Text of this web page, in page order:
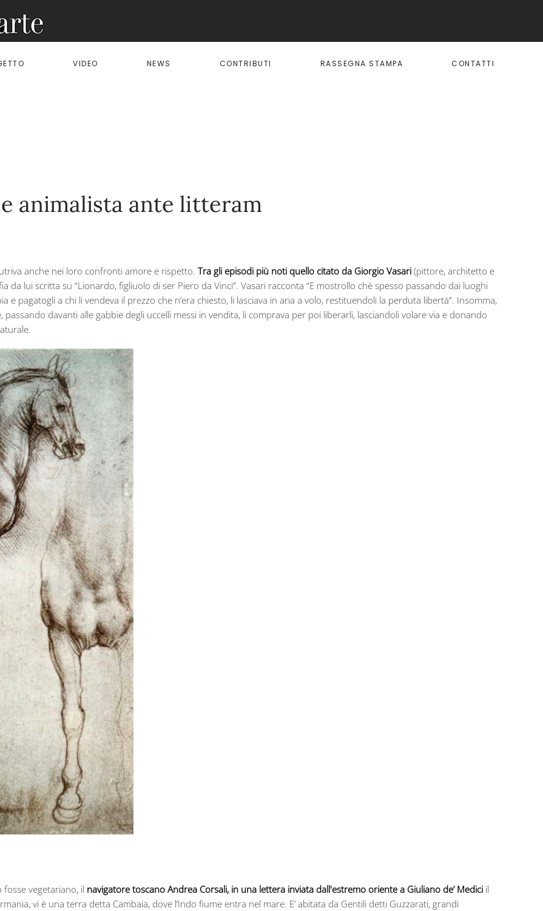
VIDEO NEWS CONTRIBUTI RASSEGNA STAMPA CONTATTI
animalista ante litteram
anche nei loro confronti amore e rispetto. Tra gli episodi più noti quello citato da Giorgio Vasari (pittore, architetto e
lui scritta su “Lionardo, figliuolo di ser Piero da Vinci”. Vasari racconta “E mostrollo chè spesso passando dai luoghi
e pagatogli a chi li vendeva il prezzo che n’era chiesto, li lasciava in aria a volo, restituendoli la perduta libertà”. Insomma,
davanti alle gabbie degli uccelli messi in vendita, li comprava per poi liberarli, lasciandoli volare via e donando
vegetariano, il navigatore toscano Andrea Corsali, in una lettera inviata dall'estremo oriente a Giuliano de’ Medici il
vi è una terra detta Cambaia, dove l’Indo fiume entra nel mare. E’ abitata da Gentili detti Guzzarati, grandi